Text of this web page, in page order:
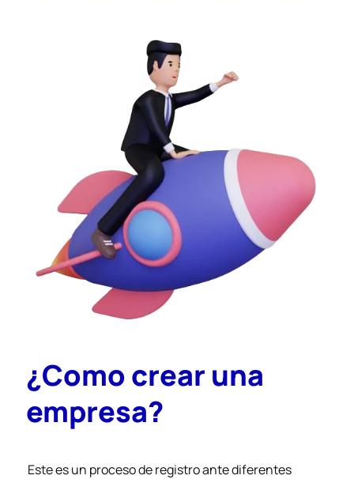
¿Como crear una
empresa?
Este es un proceso de registro ante diferentes